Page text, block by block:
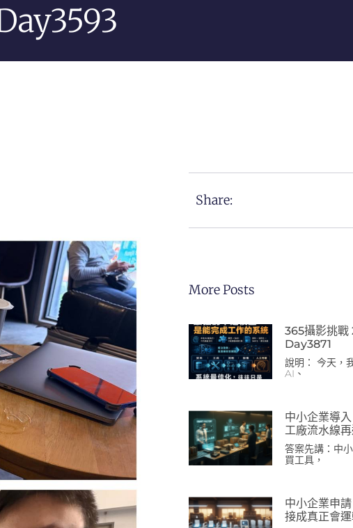
Share:
More Posts
365攝影挑
Day3871
說明： 今天，
AI、
中小企業導
工廠流水線再
答案先講：中
買工具，
中小企業申
接成真正會